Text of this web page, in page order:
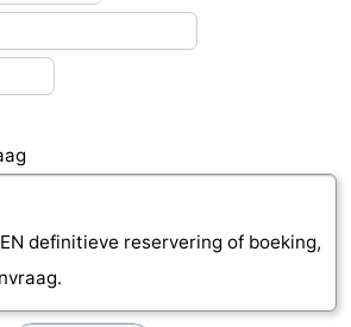
definitieve reservering of boeking,